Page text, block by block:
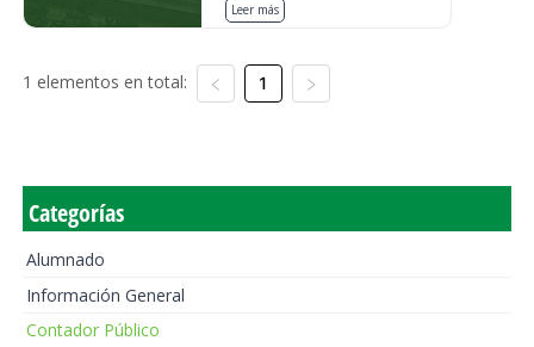
Leer más
1 elementos en total: 1
Categorías
Alumnado
Información General
Contador Público